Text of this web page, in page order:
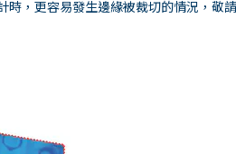
時，更容易發生邊緣被裁切的情況，敬